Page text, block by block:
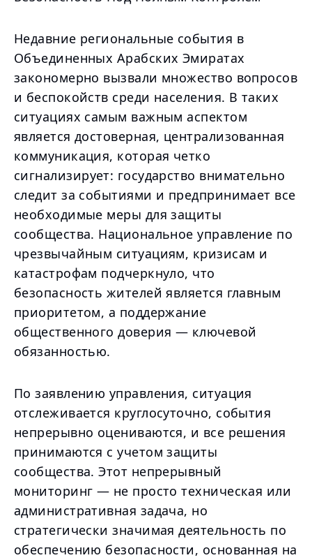
Недавние региональные события в
Объединенных Арабских Эмиратах
закономерно вызвали множество вопросов
и беспокойств среди населения. В таких
ситуациях самым важным аспектом
является достоверная, централизованная
коммуникация, которая четко
сигнализирует: государство внимательно
следит за событиями и предпринимает все
необходимые меры для защиты
сообщества. Национальное управление по
чрезвычайным ситуациям, кризисам и
катастрофам подчеркнуло, что
безопасность жителей является главным
приоритетом, а поддержание
общественного доверия — ключевой
обязанностью.
По заявлению управления, ситуация
отслеживается круглосуточно, события
непрерывно оцениваются, и все решения
принимаются с учетом защиты
сообщества. Этот непрерывный
мониторинг — не просто техническая или
административная задача, но
стратегически значимая деятельность по
обеспечению безопасности, основанная на